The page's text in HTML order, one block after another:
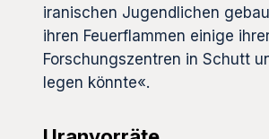
iranischen Jugendlichen
ihren Feuerflammen einige
Forschungszentren in Schutt
legen könnte«.